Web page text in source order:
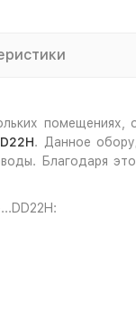
. Данное
Благодаря